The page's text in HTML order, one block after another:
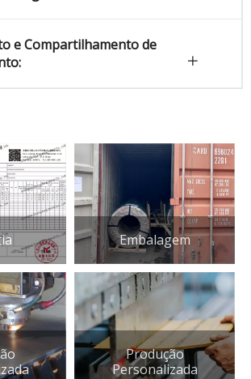
e Compartilhamento de
Embalagem
Produção
Personalizada